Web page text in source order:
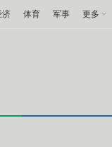
济 体育 军事 更多